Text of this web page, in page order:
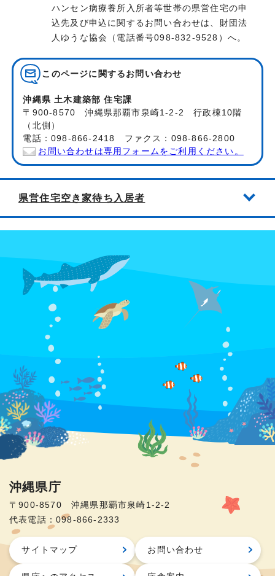
ハンセン病療養所入所者等世帯の県営住宅の申
込先及び申込に関するお問い合わせは、財団法
人ゆうな協会（電話番号098-832-9528）へ。
このページに関する お問い合わせ
沖縄県 土木建築部 住宅課
〒900-8570 沖縄県那覇市泉崎1-2-2 行政棟10階
（北側）
電話：098-866-2418 ファクス：098-866-2800
お問い合わせは専用フォームをご利用ください。
県営住宅空き家待ち入居者
沖縄県庁
〒900-8570 沖縄県那覇市泉崎1-2-2
代表電話：098-866-2333
サイトマップ お問い合わせ